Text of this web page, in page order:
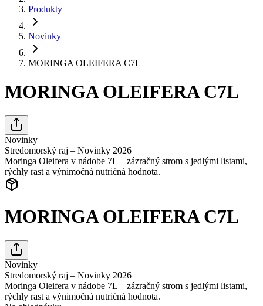
Produkty
Novinky
MORINGA OLEIFERA C7L
MORINGA OLEIFERA C7L
Novinky
Stredomorský raj – Novinky 2026
Moringa Oleifera v nádobe 7L – zázračný strom s jedlými listami,
rýchly rast a výnimočná nutričná hodnota.
MORINGA OLEIFERA C7L
Novinky
Stredomorský raj – Novinky 2026
Moringa Oleifera v nádobe 7L – zázračný strom s jedlými listami,
rýchly rast a výnimočná nutričná hodnota.